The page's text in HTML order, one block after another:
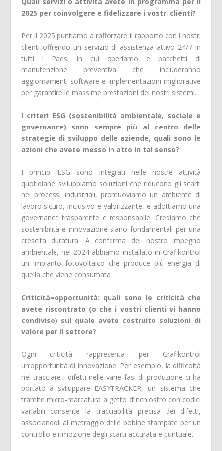
2025 per coinvolgere e fidelizzare i vostri clienti?
Per il 2025 puntiamo a rafforzare il rapporto con i nostri
clienti offrendo un servizio di assistenza attivo 24/7 in
tutti i Paesi in cui operiamo e pacchetti di
manutenzione preventiva che includeranno
aggiornamenti software e implementazioni migliorative
per garantire le massime prestazioni dei nostri sistemi.
I criteri ESG (sostenibilità ambientale, sociale e
governance) sono sempre più al centro delle
strategie di sviluppo delle aziende, quali sono le
azioni che avete messo in atto in tal senso?
I principi ESG sono integrati nelle nostre attività
quotidiane: sviluppiamo soluzioni che riducono gli scarti
nei processi industriali, promuoviamo un ambiente di
lavoro sicuro, inclusivo e valorizzante, e adottiamo una
governance trasparente e responsabile. Crediamo che
sostenibilità e innovazione siano fondamentali per una
crescita duratura. A conferma del nostro impegno
ambientale, nel 2024 abbiamo installato in Grafikontrol
un impianto fotovoltaico che produce più energia di
quella che viene consumata.
Criticità=opportunità: quali sono le criticità che
avete riscontrato (o che i vostri clienti vi hanno
condiviso) sul quale avete costruito soluzioni di
valore per il settore?
Ogni criticità rappresenta per Grafikontrol
un’opportunità di innovazione. Per esempio, la difficoltà
nel tracciare i difetti nelle varie fasi di produzione ci ha
portato a sviluppare EASYTRACKER, un sistema che
tramite micro-marcatura a getto d’inchiostro con codici
variabili consente la tracciabilità precisa dei difetti,
associandoli al metraggio delle bobine stampate per un
controllo e rimozione degli scarti accurata e puntuale.